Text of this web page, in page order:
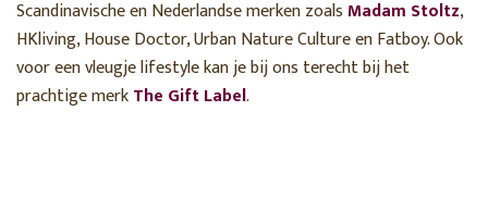
Scandinavische en Nederlandse merken zoalsMadam Stoltz,
HKliving, House Doctor, Urban Nature Culture en Fatboy. Ook
voor een vleugje lifestyle kan je bij ons terecht bij het
prachtige merkThe Gift Label.